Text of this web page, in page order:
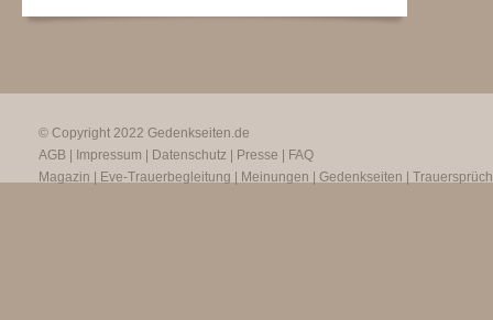
© Copyright 2022 Gedenkseiten.de
AGB
Impressum Datenschutz Presse
FAQ
Magazin
Eve-Trauerbegleitung Meinungen Gedenkseiten